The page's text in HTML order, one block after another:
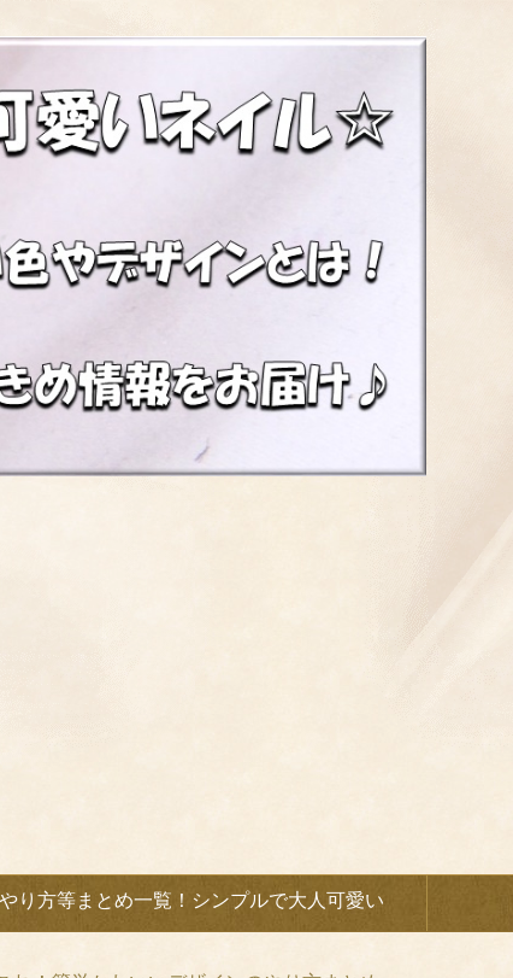
り方等まとめ一覧！シンプルで大人可愛い